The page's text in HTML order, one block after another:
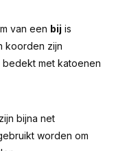
van een bij is
koorden zijn
met katoenen
zijn bijna net
worden om